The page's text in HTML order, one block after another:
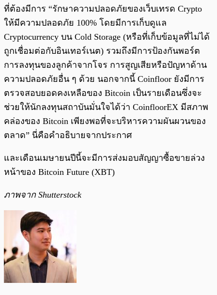
ที่ต้องมีการ “รักษาความปลอดภัยของเว็บเทรด Crypto
ให้มีความปลอดภัย 100% โดยมีการเก็บดูแล
Cryptocurrency บน Cold Storage (หรือที่เก็บข้อมูลที่ไม่ได้
ถูกเชื่อมต่อกับอินเทอร์เนต) รวมถึงมีการป้องกันพอร์ต
การลงทุนของลูกค้าจากโจร การสูญเสียหรือปัญหาด้าน
ความปลอดภัยอื่น ๆ ด้วย นอกจากนี้ Coinfloor ยังมีการ
ตรวจสอบยอดคงเหลือของ Bitcoin เป็นรายเดือนซึ่งจะ
ช่วยให้นักลงทุนสถาบันมั่นใจได้ว่า CoinfloorEX มีสภาพ
คล่องของ Bitcoin เพียงพอที่จะบริหารความผันผวนของ
ตลาด” นี่คือคำอธิบายจากประกาศ
และเดือนเมษายนปีนี้จะมีการส่งมอบสัญญาซื้อขายล่วง
หน้าของ Bitcoin Future (XBT)
ภาพจาก Shutterstock